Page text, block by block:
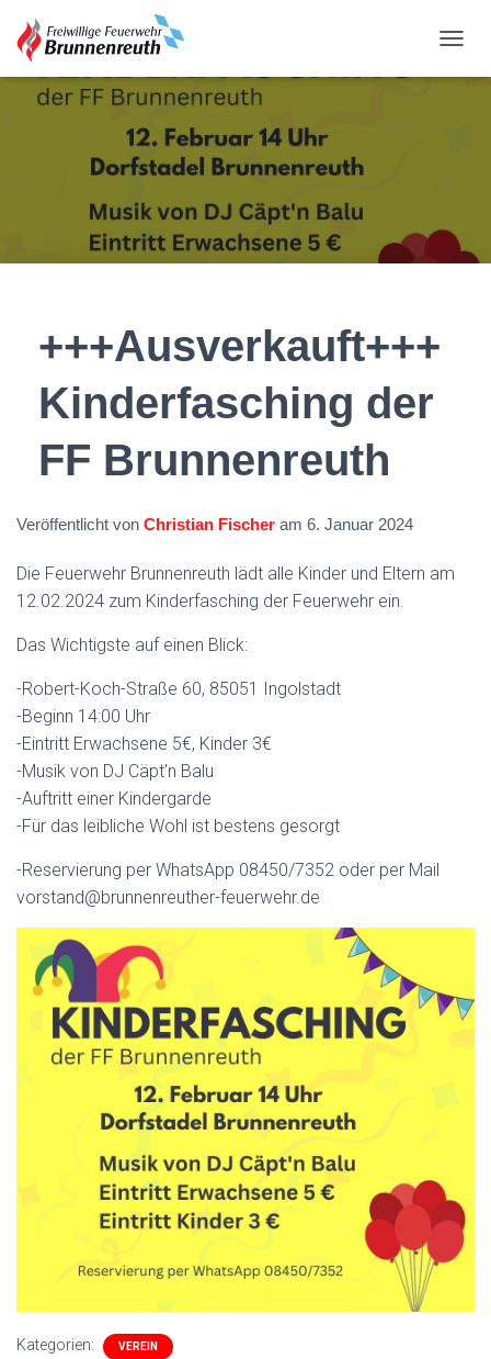
A
N
U
+++Ausverkauft+++
Kinderfasching der
FF Brunnenreuth
Veröffentlicht von Christian Fischer am 6. Januar 2024
Die Feuerwehr Brunnenreuth lädt alle Kinder und Eltern am
12.02.2024 zum Kinderfasching der Feuerwehr ein.
Das Wichtigste auf einen Blick:
-Robert-Koch-Straße 60, 85051 Ingolstadt
-Beginn 14:00 Uhr
-Eintritt Erwachsene 5€, Kinder 3€
-Musik von DJ Cäpt’n Balu
-Auftritt einer Kindergarde
-Für das leibliche Wohl ist bestens gesorgt
-Reservierung per WhatsApp 08450/7352 oder per Mail
vorstand@brunnenreuther-feuerwehr.de
Kategorien: VEREIN